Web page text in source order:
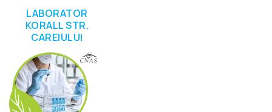
LABORATOR
KORALL STR.
CAREIULUI